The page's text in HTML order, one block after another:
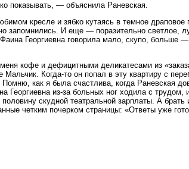
показывать, — объяснила Раневская.
кресле и зябко кутаясь в темное драповое
запомнились. И еще — поразительно светлое,
Георгиевна говорила мало, скупо, больше
кофе и дефицитными деликатесами из
Мальчик. Когда-то он попал в эту квартиру с
как я была счастлива, когда Раневская
Георгиевна из-за больных ног ходила с трудом,
скудной театральной зарплаты. А
четким почерком страницы: «Ответы уже